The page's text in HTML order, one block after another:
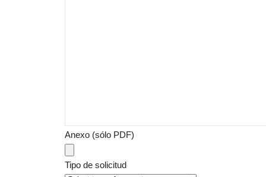
Anexo (sólo PDF)
Tipo de solicitud